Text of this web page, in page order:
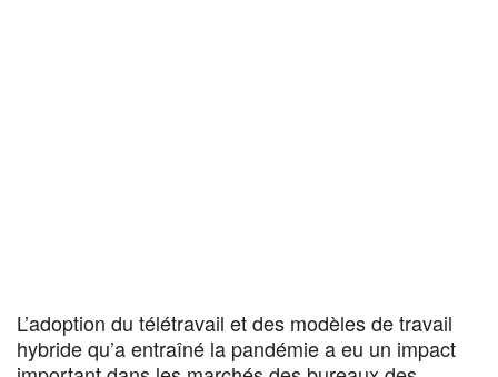
L’adoption du télétravail et des modèles de travail
hybride qu’a entraîné la pandémie a eu un impact